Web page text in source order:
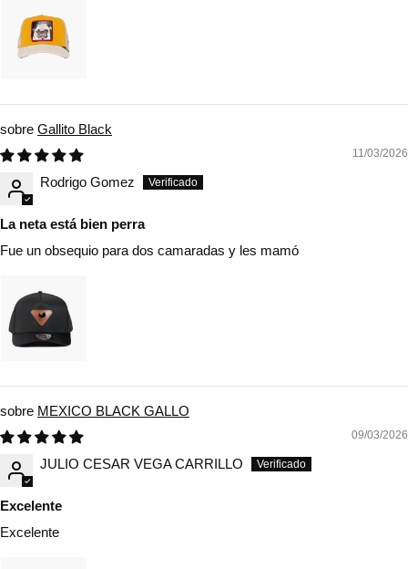
Gallito Black
11/03/2026
Rodrigo Gomez
La neta está bien perra
Fue un obsequio para dos camaradas y les mamó
MEXICO BLACK GALLO
09/03/2026
JULIO CESAR VEGA CARRILLO
Excelente
Excelente